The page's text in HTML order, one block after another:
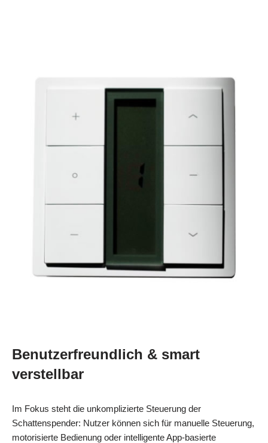
Benutzerfreundlich & smart
verstellbar
Im Fokus steht die unkomplizierte Steuerung der
Schattenspender: Nutzer können sich für manuelle Steuerung,
motorisierte Bedienung oder intelligente App-basierte